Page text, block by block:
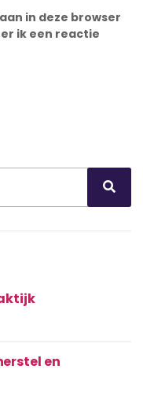
in deze browser
ik een reactie
en